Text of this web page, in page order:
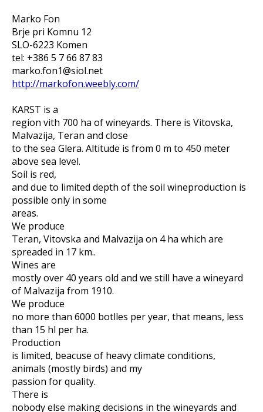
Marko Fon
Brje pri Komnu 12
SLO-6223 Komen
tel: +386 5 7 66 87 83
marko.fon1@siol.net
http://markofon.weebly.com/
KARST is a
region vith 700 ha of wineyards. There is Vitovska,
Malvazija, Teran and close
to the sea Glera. Altitude is from 0 m to 450 meter
above sea level.
Soil is red,
and due to limited depth of the soil wineproduction is
possible only in some
areas.
We produce
Teran, Vitovska and Malvazija on 4 ha which are
spreaded in 17 km..
Wines are
mostly over 40 years old and we still have a wineyard
of Malvazija from 1910.
We produce
no more than 6000 botlles per year, that means, less
than 15 hl per ha.
Production
is limited, beacuse of heavy climate conditions,
animals (mostly birds) and my
passion for quality.
There is
nobody else making decisions in the wineyards and